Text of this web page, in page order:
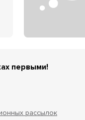
первыми!
рассылок